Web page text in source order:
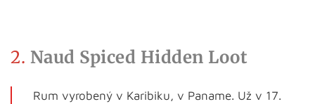
2. Naud Spiced Hidden Loot
Rum vyrobený v Karibiku, v Paname. Už v 17.